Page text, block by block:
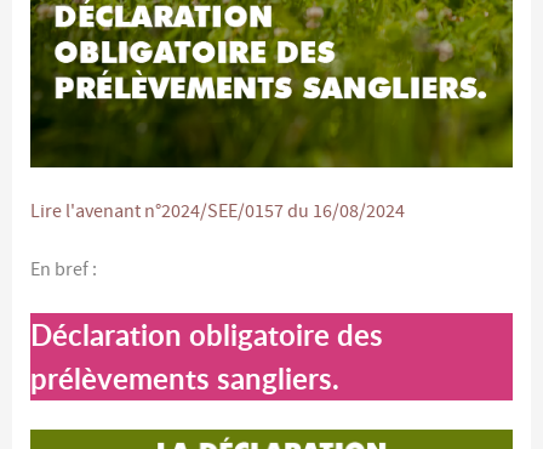
Lire l'avenant n°2024/SEE/0157 du 16/08/2024
En bref :
Déclaration obligatoire des
prélèvements sangliers.